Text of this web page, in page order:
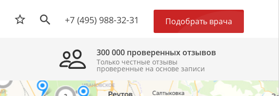
+7 (495) 988-32-31 Подобрать врача
300 000 проверенных отзывов
Только честные отзывы
проверенные на основе записи